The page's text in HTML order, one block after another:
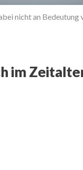
nicht an
im